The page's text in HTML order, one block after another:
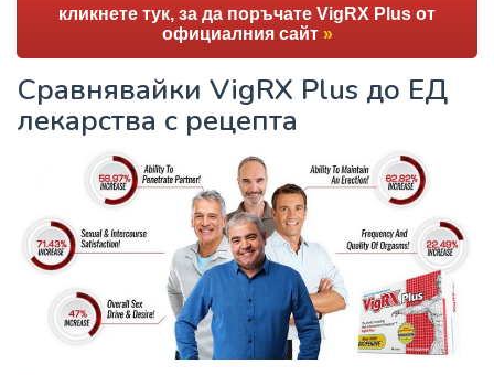
кликнете тук, за да поръчате VigRX Plus от
официалния сайт »
Сравнявайки VigRX Plus до ЕД
лекарства с рецепта